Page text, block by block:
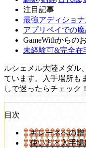
注目記事
最強アディショ
アプリペイでの
GameWithからの
未経験可&完全在
ルシェメル大陸メダル
ています。入手場所も
しで迷ったらチェック！
目次
キレーネへの
使い方と入手場